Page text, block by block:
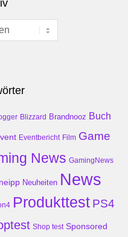
Blizzard Brandnooz Buch
Eventbericht Film Game
News GamingNews
Neuheiten News
Produkttest PS4
Shop test Sponsored